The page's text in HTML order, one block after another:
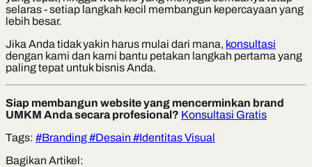
selaras - setiap langkah kecil membangun kepercayaan yang
lebih besar.
Jika Anda tidak yakin harus mulai dari mana, konsultasi
dengan kami dan kami bantu petakan langkah pertama yang
paling tepat untuk bisnis Anda.
Siap membangun website yang mencerminkan brand
UMKM Anda secara profesional? Konsultasi Gratis
Tags: #Branding#Desain #Identitas Visual
Bagikan Artikel: